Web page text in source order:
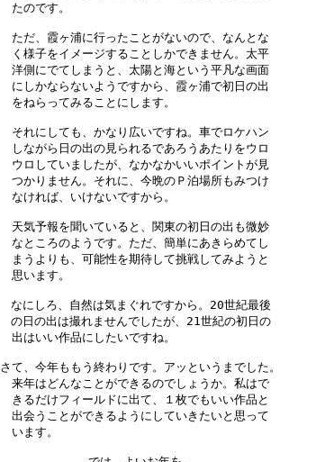
たのです。
ただ、霞ヶ浦に行ったことがないので、なんとな
く様子をイメージすることしかできません。太平
洋側にでてしまうと、太陽と海という平凡な画面
にしかならないようですから、霞ヶ浦で初日の出
をねらってみることにします。
それにしても、かなり広いですね。車でロケハン
しながら日の出の見られるであろうあたりをウロ
ウロしていましたが、なかなかいいポイントが見
つかりません。それに、今晩のＰ泊場所もみつけ
なければ、いけないですから。
天気予報を聞いていると、関東の初日の出も微妙
なところのようです。ただ、簡単にあきらめてし
まうよりも、可能性を期待して挑戦してみようと
思います。
なにしろ、自然は気まぐれですから。20世紀最後
の日の出は撮れませんでしたが、21世紀の初日の
出はいい作品にしたいですね。
さて、今年ももう終わりです。アッというまでした。
来年はどんなことができるのでしょうか。私はで
きるだけフィールドに出て、１枚でもいい作品と
出会うことができるようにしていきたいと思って
います。